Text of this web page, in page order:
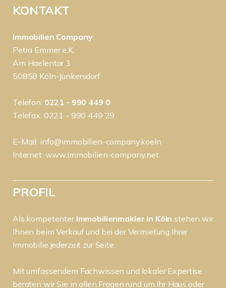
KONTAKT
Immobilien Company
Petra Emmer e.K.
Am Haelentor 3
50858 Köln-Junkersdorf
Telefon: 0221 - 990 449 0
Telefax: 0221 - 990 449 29
E-Mail: info@immobilien-company.koeln
Internet: www.immobilien-company.net
PROFIL
Als kompetenter Immobilienmakler in Kölnstehen wir
Ihnen beim Verkauf und bei der Vermietung Ihrer
Immobilie jederzeit zur Seite.
Mit umfassendem Fachwissen und lokaler Expertise
beraten wir Sie in allen Fragen rund um Ihr Haus oder